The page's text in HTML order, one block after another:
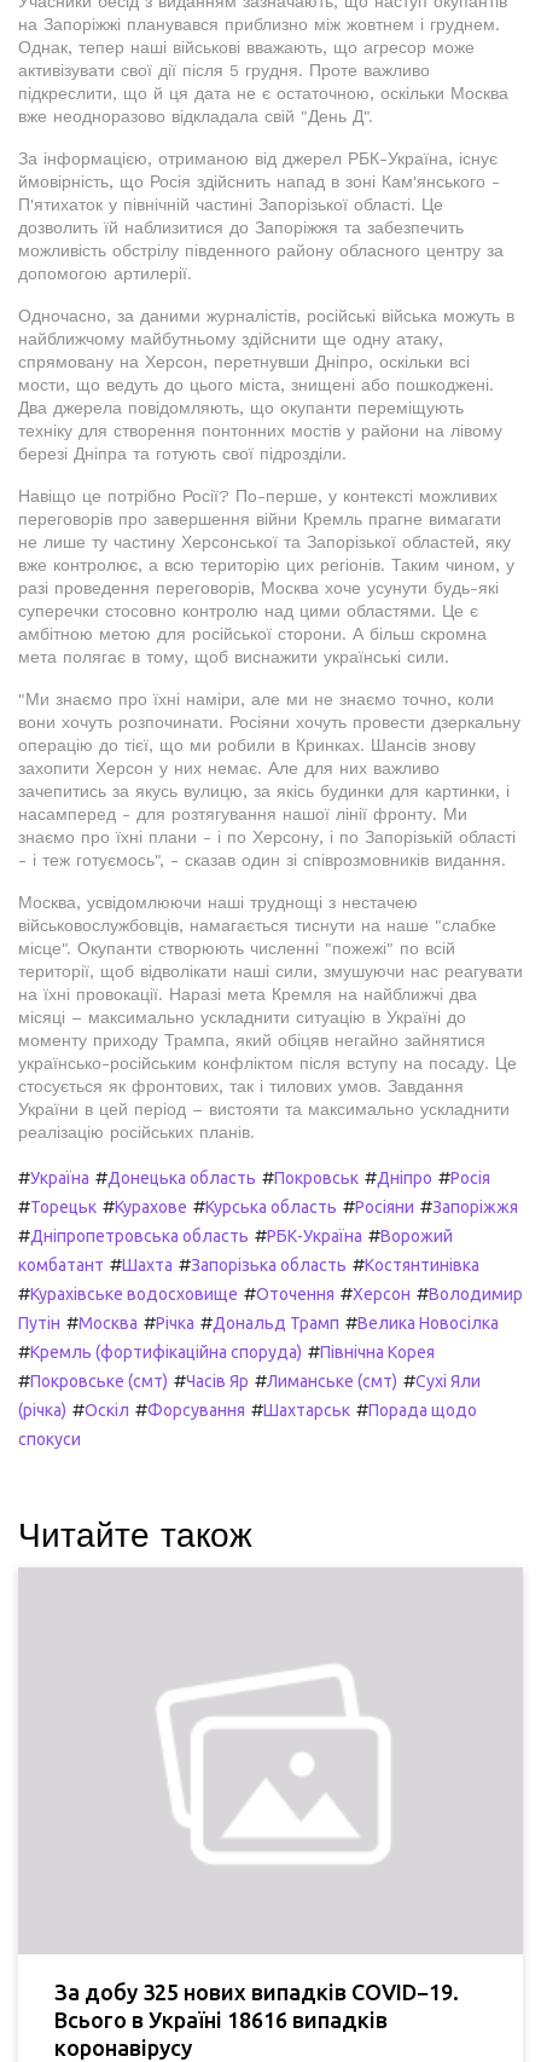
на Запоріжжі планувався приблизно між жовтнем і груднем.
Однак, тепер наші військові вважають, що агресор може
активізувати свої дії після 5 грудня. Проте важливо
підкреслити, що й ця дата не є остаточною, оскільки Москва
вже неодноразово відкладала свій "День Д".
За інформацією, отриманою від джерел РБК-Україна, існує
ймовірність, що Росія здійснить напад в зоні Кам'янського -
П'ятихаток у північній частині Запорізької області. Це
дозволить їй наблизитися до Запоріжжя та забезпечить
можливість обстрілу південного району обласного центру за
допомогою артилерії.
Одночасно, за даними журналістів, російські війська можуть в
найближчому майбутньому здійснити ще одну атаку,
спрямовану на Херсон, перетнувши Дніпро, оскільки всі
мости, що ведуть до цього міста, знищені або пошкоджені.
Два джерела повідомляють, що окупанти переміщують
техніку для створення понтонних мостів у райони на лівому
березі Дніпра та готують свої підрозділи.
Навіщо це потрібно Росії? По-перше, у контексті можливих
переговорів про завершення війни Кремль прагне вимагати
не лише ту частину Херсонської та Запорізької областей, яку
вже контролює, а всю територію цих регіонів. Таким чином, у
разі проведення переговорів, Москва хоче усунути будь-які
суперечки стосовно контролю над цими областями. Це є
амбітною метою для російської сторони. А більш скромна
мета полягає в тому, щоб виснажити українські сили.
"Ми знаємо про їхні наміри, але ми не знаємо точно, коли
вони хочуть розпочинати. Росіяни хочуть провести дзеркальну
операцію до тієї, що ми робили в Кринках. Шансів знову
захопити Херсон у них немає. Але для них важливо
зачепитись за якусь вулицю, за якісь будинки для картинки, і
насамперед - для розтягування нашої лінії фронту. Ми
знаємо про їхні плани - і по Херсону, і по Запорізькій області
- і теж готуємось", - сказав один зі співрозмовників видання.
Москва, усвідомлюючи наші труднощі з нестачею
військовослужбовців, намагається тиснути на наше "слабке
місце". Окупанти створюють численні "пожежі" по всій
території, щоб відволікати наші сили, змушуючи нас реагувати
на їхні провокації. Наразі мета Кремля на найближчі два
місяці – максимально ускладнити ситуацію в Україні до
моменту приходу Трампа, який обіцяв негайно зайнятися
українсько-російським конфліктом після вступу на посаду. Це
стосується як фронтових, так і тилових умов. Завдання
України в цей період – вистояти та максимально ускладнити
реалізацію російських планів.
#Україна #Донецька область #Покровськ #Дніпро #Росія
#Торецьк #Курахове #Курська область #Росіяни #Запоріжжя
#Дніпропетровська область #РБК-Україна #Ворожий
комбатант #Шахта #Запорізька область #Костянтинівка
#Курахівське водосховище #Оточення #Херсон #Володимир
Путін #Москва #Річка #Дональд Трамп #Велика Новосілка
#Кремль (фортифікаційна споруда) #Північна Корея
#Покровське (смт) #Часів Яр #Лиманське (смт) #Сухі Яли
(річка) #Оскіл #Форсування #Шахтарськ #Порада щодо
спокуси
Читайте також
За добу 325 нових випадків COVID−19.
Всього в Україні 18616 випадків
коронавірусу